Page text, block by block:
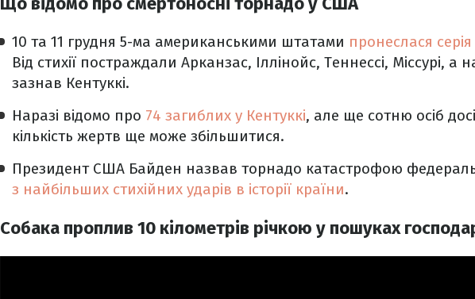
10 та 11 грудня 5-ма американськими штатами пронеслася
Від стихії постраждали Арканзас, Іллінойс, Теннессі, Міссурі, а
зазнав Кентуккі.
Наразі відомо про 74 загиблих у Кентуккі, але ще сотню осіб
кількість жертв ще може збільшитися.
Президент США Байден назвав торнадо катастрофою
з найбільших стихійних ударів в історії країни.
Собака проплив 10 кілометрів річкою у пошуках